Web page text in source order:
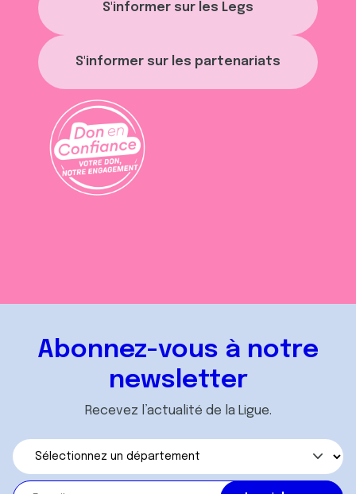
S'informer sur les Legs
S'informer sur les partenariats
Abonnez-vous à notre
newsletter
Recevez l’actualité de la Ligue.